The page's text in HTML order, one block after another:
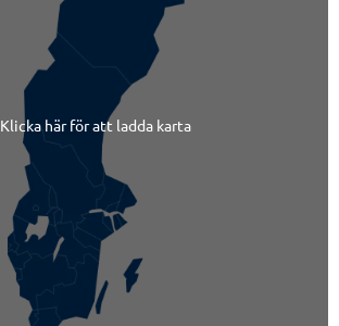
Klicka här för att ladda karta